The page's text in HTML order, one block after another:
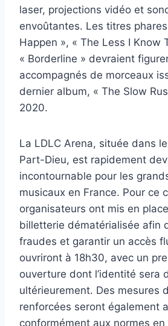
laser, projections vidéo et
envoûtantes. Les titres
Happen », « The Less I Know
« Borderline » devraient
accompagnés de morceaux
dernier album, « The Slow
2020.
La LDLC Arena, située dans
Part-Dieu, est rapidement
incontournable pour les
musicaux en France. Pour ce
organisateurs ont mis en
billetterie dématérialisée afin
fraudes et garantir un accès
ouvriront à 18h30, avec un
ouverture dont l’identité sera
ultérieurement. Des mesures
renforcées seront également
conformément aux normes